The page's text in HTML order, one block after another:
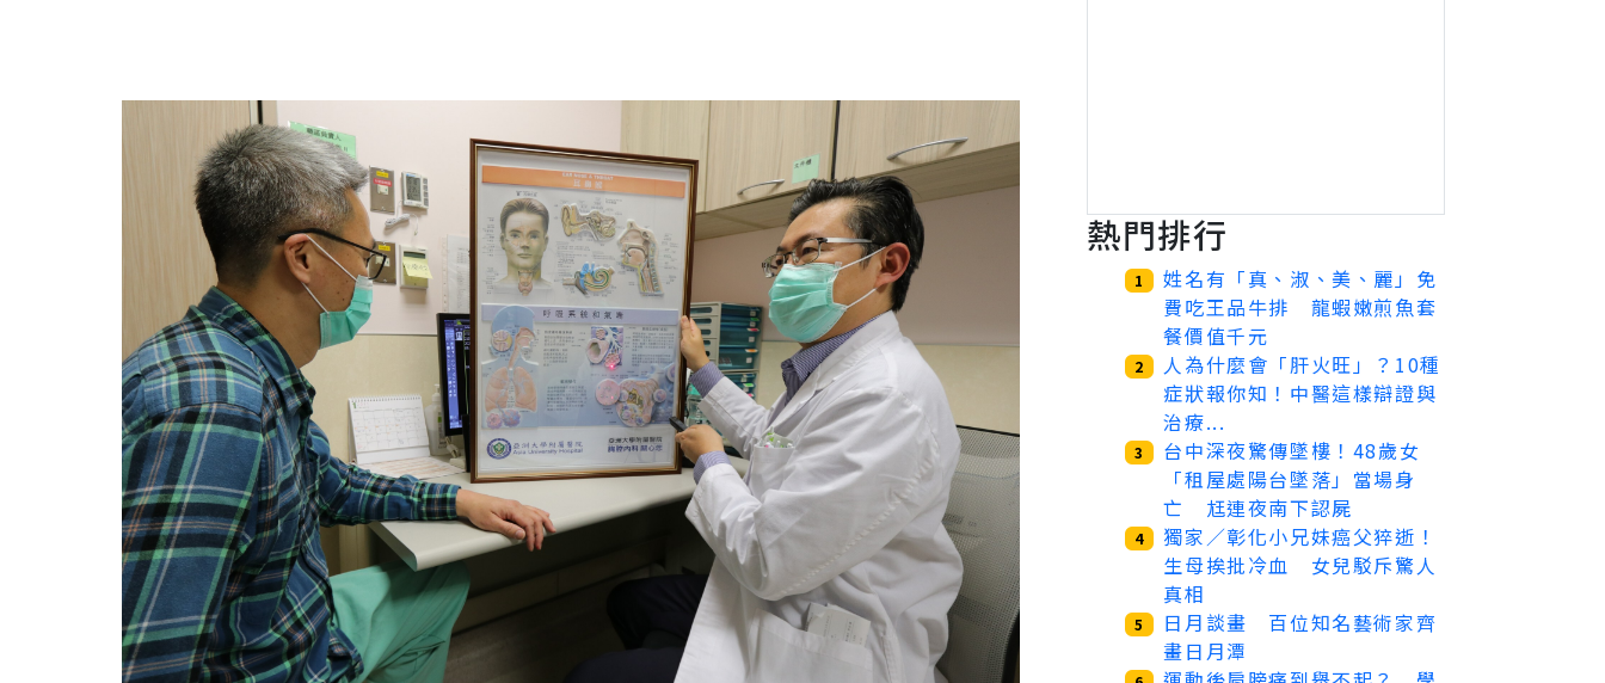
熱門排行
1
姓名有「真、淑、美、麗」免
費吃王品牛排 龍蝦嫩煎魚套
餐價值千元
2
人為什麼會「肝火旺」？10種
症狀報你知！中醫這樣辯證與
治療...
3
台中深夜驚傳墜樓！48歲女
「租屋處陽台墜落」當場身
亡 尪連夜南下認屍
4
獨家／彰化小兄妹癌父猝逝！
生母挨批冷血 女兒駁斥驚人
真相
5
日月談畫 百位知名藝術家齊
畫日月潭